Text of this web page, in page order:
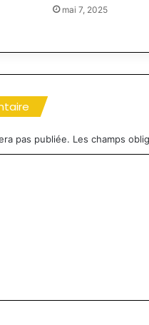
mai 7, 2025
pas publiée. Les champs